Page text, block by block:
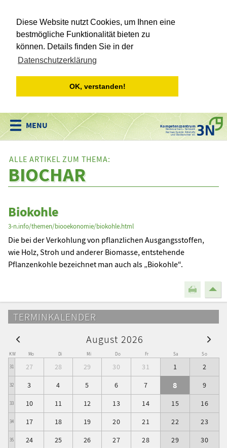
Diese Website nutzt Cookies, um Ihnen eine
bestmögliche Funktionalität bieten zu
können. Details finden Sie in der
Datenschutzerklärung
OK, verstanden!
Kompetenzzentrum
Niedersachsen • Netzwerk
Nachwachsende Rohstoffe
und Bioökonomie e.V.
ALLE ARTIKEL ZUM THEMA:
BIOCHAR
Biokohle
3-n.info/themen/biooekonomie/biokohle.html
Die bei der Verkohlung von pflanzlichen Ausgangsstoffen,
wie Holz, Stroh und anderer Biomasse, entstehende
Pflanzenkohle bezeichnet man auch als „Biokohle“.
TERMINKALENDER
August 2026
KW Mo Di Mi Do Fr Sa So
31 27 28 29 30 31 1 2
32 3 4 5 6 7 8 9
33 10 11 12 13 14 15 16
34 17 18 19 20 21 22 23
35 24 25 26 27 28 29 30